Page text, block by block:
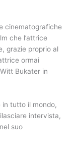
cinematografiche
che l’attrice
grazie proprio al
ormai
Bukater in
in tutto il mondo,
intervista,
suo